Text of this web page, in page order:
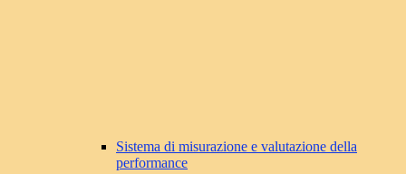
Sistema di misurazione e valutazione della
performance